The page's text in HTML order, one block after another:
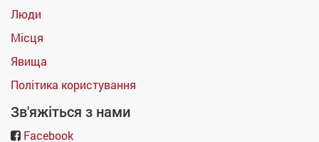
Люди
Місця
Явища
Політика користування
Зв'яжіться з нами
Facebook